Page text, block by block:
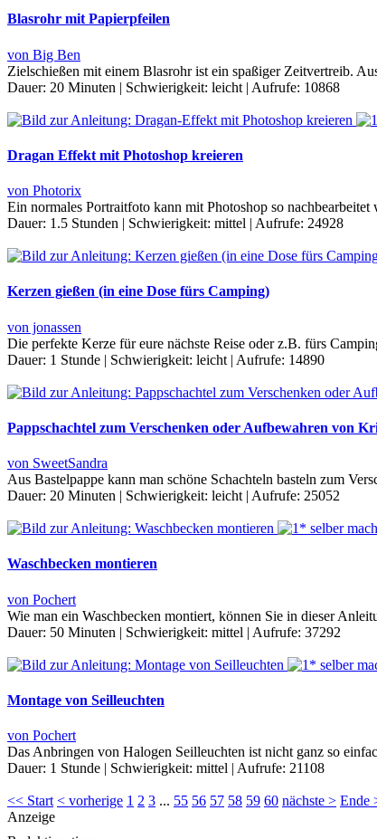
Blasrohr mit Papierpfeilen
von Big Ben
Zielschießen mit einem Blasrohr ist ein spaßiger Zeitvertreib.
Dauer: 20 Minuten | Schwierigkeit: leicht | Aufrufe: 10868
Dragan Effekt mit Photoshop kreieren
von Photorix
Ein normales Portraitfoto kann mit Photoshop so
Dauer: 1.5 Stunden | Schwierigkeit: mittel | Aufrufe: 24928
Kerzen gießen (in eine Dose fürs Camping)
von jonassen
Die perfekte Kerze für eure nächste Reise oder z.B. fürs
Dauer: 1 Stunde | Schwierigkeit: leicht | Aufrufe: 14890
Pappschachtel zum Verschenken oder Aufbewahren von
von SweetSandra
Aus Bastelpappe kann man schöne Schachteln basteln zum
Dauer: 20 Minuten | Schwierigkeit: leicht | Aufrufe: 25052
Waschbecken montieren
von Pochert
Wie man ein Waschbecken montiert, können Sie in dieser
Dauer: 50 Minuten | Schwierigkeit: mittel | Aufrufe: 37292
Montage von Seilleuchten
von Pochert
Das Anbringen von Halogen Seilleuchten ist nicht ganz so
Dauer: 1 Stunde | Schwierigkeit: mittel | Aufrufe: 21108
<< Start < vorherige 1 2 3 ... 55 56 57 58 59 60 nächste > Ende
Anzeige